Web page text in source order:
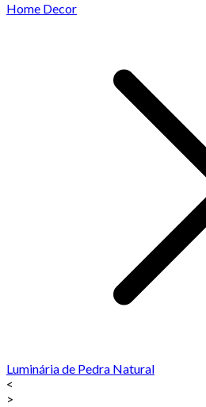
Home Decor
Luminária de Pedra Natural
<
>